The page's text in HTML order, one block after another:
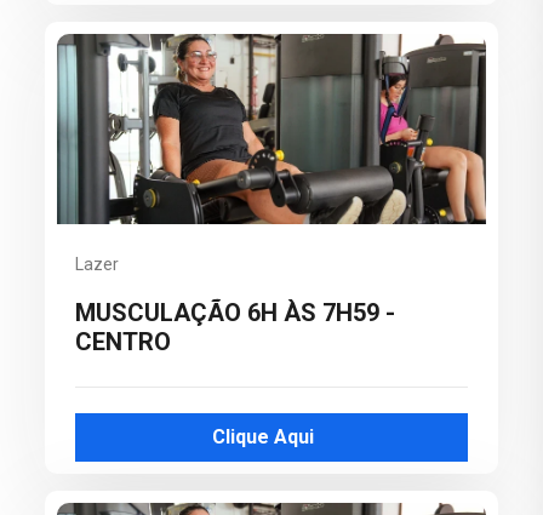
Lazer
MUSCULAÇÃO 6H ÀS 7H59 -
CENTRO
Clique Aqui